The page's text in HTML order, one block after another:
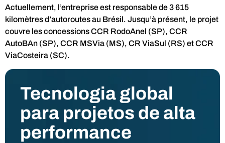
Actuellement, l’entreprise est responsable de 3 615
kilomètres d’autoroutes au Brésil. Jusqu’à présent, le projet
couvre les concessions CCR RodoAnel (SP), CCR
AutoBAn (SP), CCR MSVia (MS), CR ViaSul (RS) et CCR
ViaCosteira (SC).
Tecnologia global
para projetos de alta
performance